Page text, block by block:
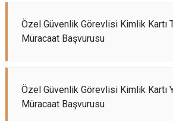
Özel Güvenlik Görevlisi Kimlik Kartı
Müracaat Başvurusu
Özel Güvenlik Görevlisi Kimlik Kartı
Müracaat Başvurusu